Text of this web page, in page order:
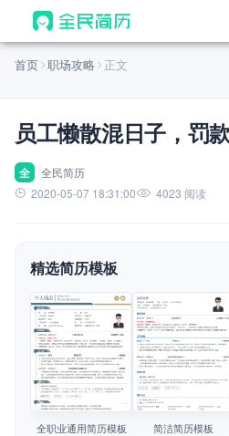
首页
AI 生成简历
AI 优化简历
AI 翻译简历
AI 模拟面试
面试自我介绍
AI 职场工具 New
简历模板
简历教程
首页 职场攻略 正文
员工懒散混日子，罚
全
全民简历
2020-05-07 18:31:00
4023 阅读
精选简历模板
查看模板
全职业通用简历模板
查看模板
简洁简历模板